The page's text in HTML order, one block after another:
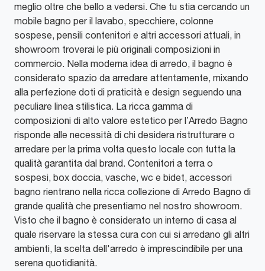
meglio oltre che bello a vedersi. Che tu stia cercando un
mobile bagno per il lavabo, specchiere, colonne
sospese, pensili contenitori e altri accessori attuali, in
showroom troverai le più originali composizioni in
commercio. Nella moderna idea di arredo, il bagno è
considerato spazio da arredare attentamente, mixando
alla perfezione doti di praticità e design seguendo una
peculiare linea stilistica. La ricca gamma di
composizioni di alto valore estetico per l’Arredo Bagno
risponde alle necessità di chi desidera ristrutturare o
arredare per la prima volta questo locale con tutta la
qualità garantita dal brand. Contenitori a terra o
sospesi, box doccia, vasche, wc e bidet, accessori
bagno rientrano nella ricca collezione di Arredo Bagno di
grande qualità che presentiamo nel nostro showroom.
Visto che il bagno è considerato un interno di casa al
quale riservare la stessa cura con cui si arredano gli altri
ambienti, la scelta dell'arredo è imprescindibile per una
serena quotidianità.